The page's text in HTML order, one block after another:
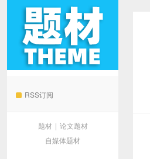
RSS订阅
题材 | 论文题材
自媒体题材